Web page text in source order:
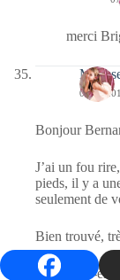
merci
07/01/
Bonjour
J’ai un fou
pieds, il y a
seulement de
Bien trouvé,
Bon week-